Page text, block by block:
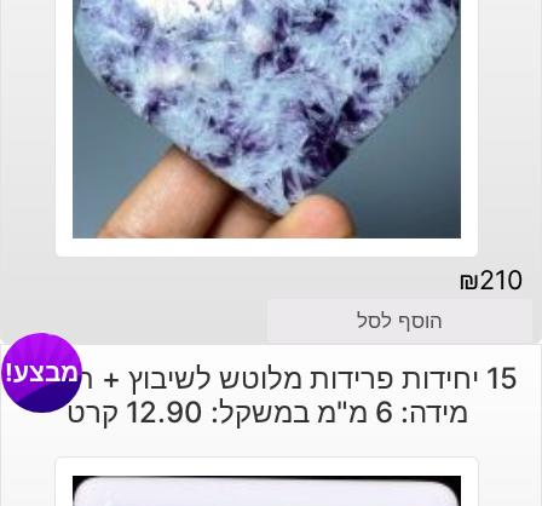
₪210
הוסף לסל
15 יחידות פרידות מלוטש לשיבוץ + תעודה
מידה: 6 מ"מ במשקל: 12.90 קרט
מבצע!